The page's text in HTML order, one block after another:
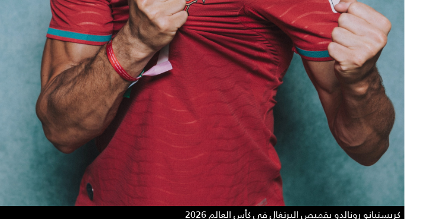
كريستيانو رونالدو بقميص البرتغال في كأس العالم 2026